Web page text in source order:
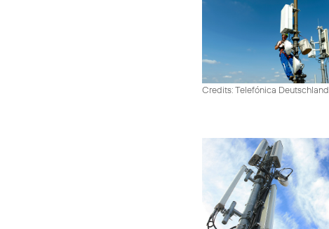
Credits: Telefónica Deutschland